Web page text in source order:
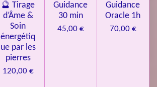
🔮 Tirage
d’Âme &
Soin
énergétiq
ue par les
pierres
120,00 €
Guidance
30 min
45,00 €
Guidance
Oracle 1h
70,00 €